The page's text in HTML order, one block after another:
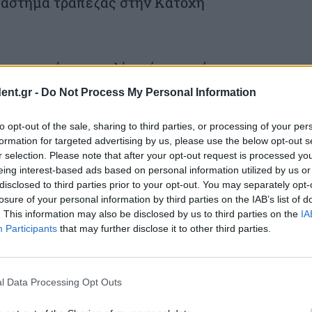
- Do Not Process My Personal Information
opt-out of the sale, sharing to third parties, or processing of your
for targeted advertising by us, please use the below opt-out
selection. Please note that after your opt-out request is processed
interest-based ads based on personal information utilized by us
to third parties prior to your opt-out. You may separately
of your personal information by third parties on the IAB’s list of
This information may also be disclosed by us to third parties on the
Participants that may further disclose it to other third parties.
Data Processing Opt Outs
«χτύπησαν» λίγη ώρα μετά τον
από χρηματαποστολή και άρπαξαν
και στην άλλη περίπτωση.
ήταν 4, σύμφωνα με μαρτυρίες, ήταν
καπέλα, ψεύτικα γένια και μάσκες
Ειδικότερα, τουλάχιστον οι δύο είχαν
ενώ έφεραν και χειροβομβίδες.
ο άλλος με κοντό αυτόματο πιθανόν
της τράπεζας και